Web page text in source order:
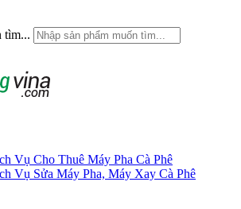
tìm...
Vụ Cho Thuê Máy Pha Cà Phê
Vụ Sửa Máy Pha, Máy Xay Cà Phê